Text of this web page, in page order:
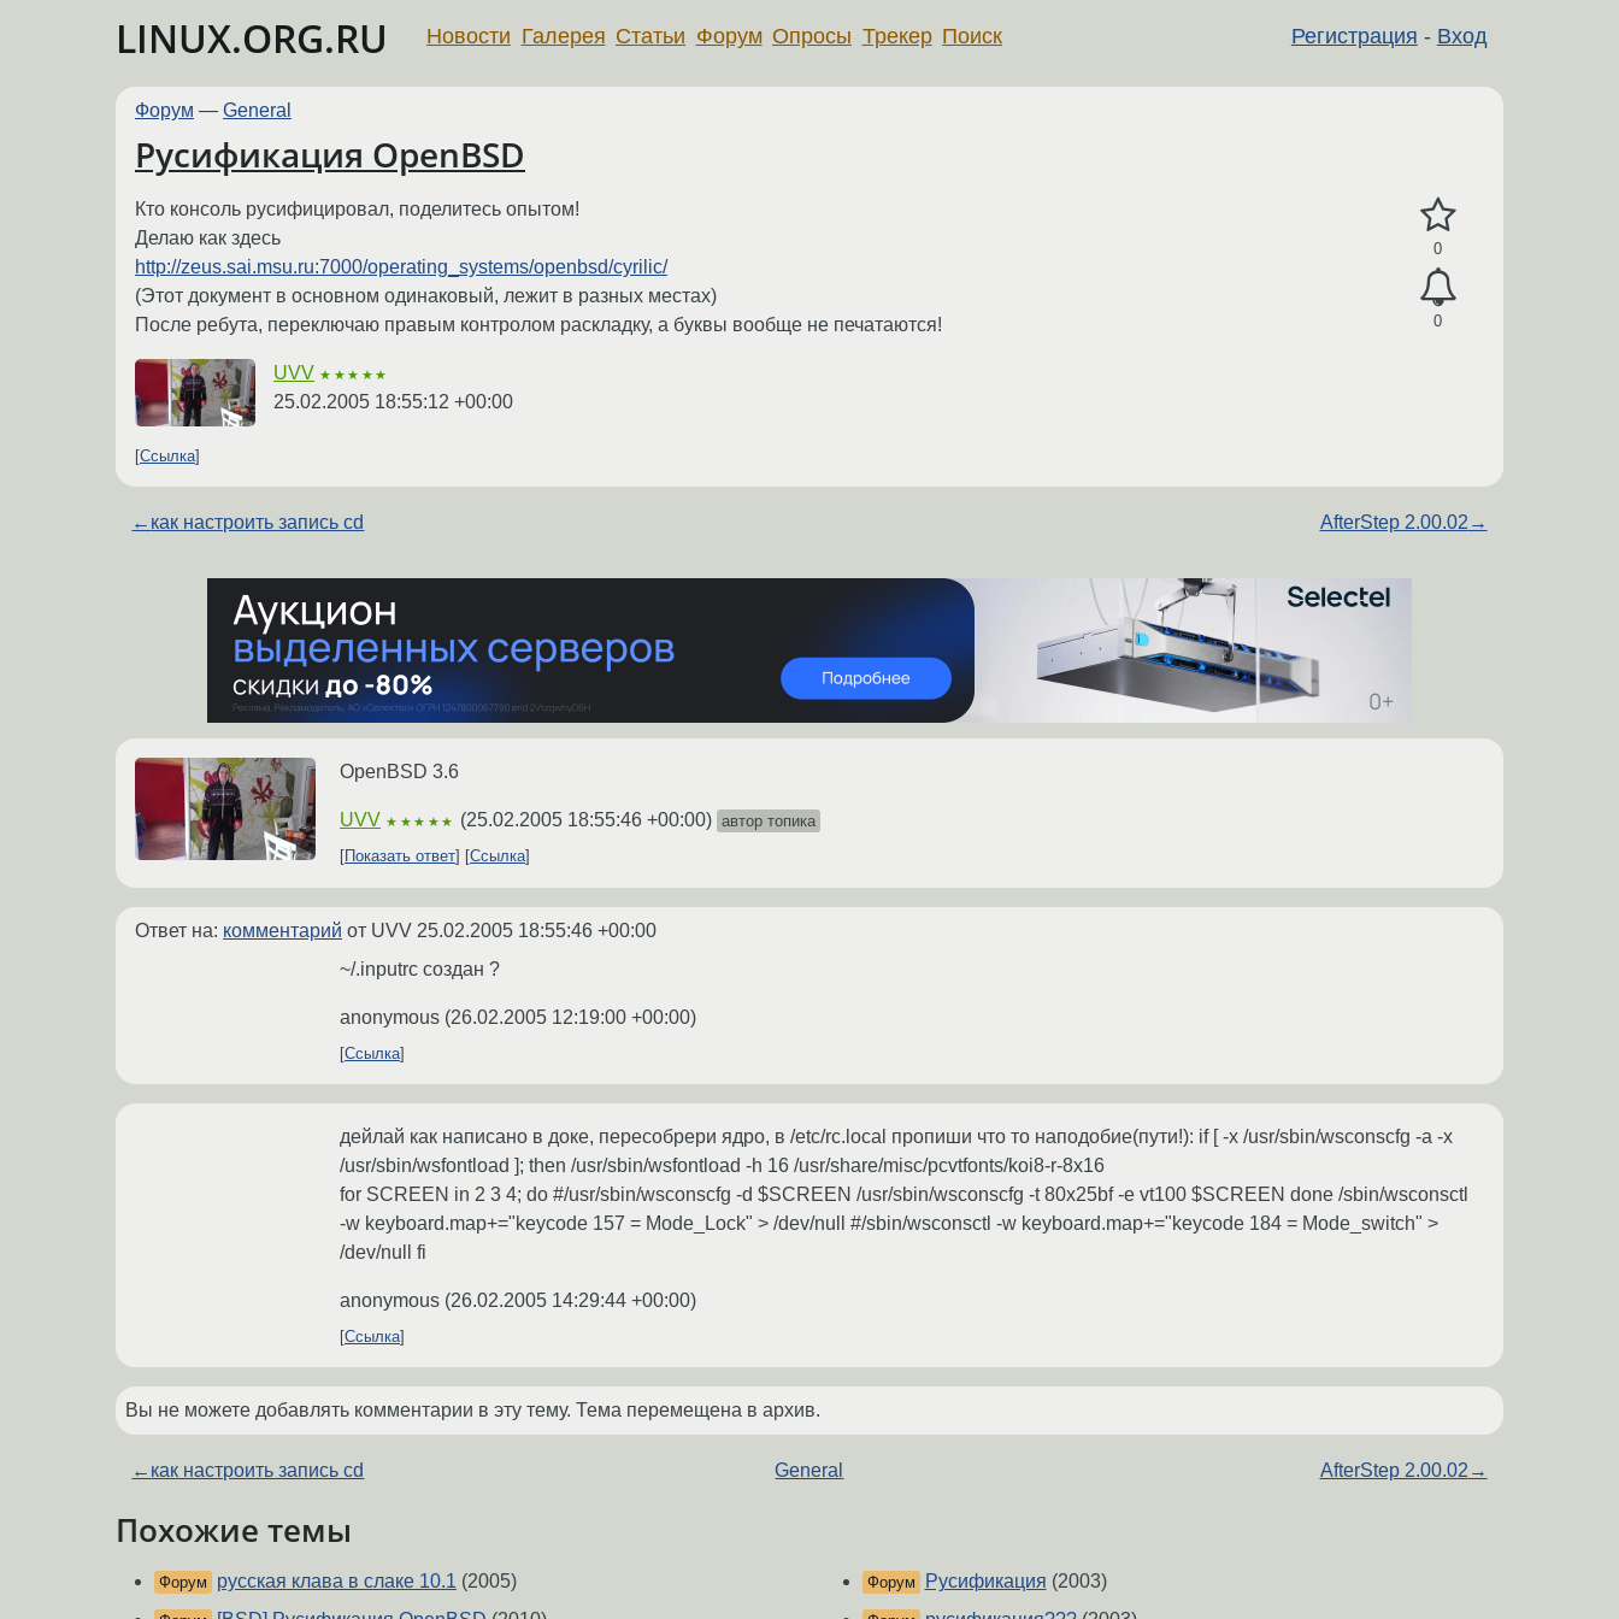
LINUX.ORG.RU Регистрация - Вход
Новости Галерея Статьи Форум Опросы Трекер Поиск
Форум — General
Русификация OpenBSD
0
0
Кто консоль русифицировал, поделитесь опытом!
Делаю как здесь
http://zeus.sai.msu.ru:7000/operating_systems/openbsd/cyrilic/
(Этот документ в основном одинаковый, лежит в разных местах)
После ребута, переключаю правым контролом раскладку, а буквы вообще не печатаются!
UVV ★★★★★
25.02.2005 18:55:12 +00:00
Ссылка
← как настроить запись cd AfterStep 2.00.02 →
OpenBSD 3.6
UVV ★★★★★ (25.02.2005 18:55:46 +00:00) автор топика
Показать ответ
Ссылка
Ответ на: комментарий от UVV 25.02.2005 18:55:46 +00:00
~/.inputrc создан ?
anonymous (26.02.2005 12:19:00 +00:00)
Ссылка
дейлай как написано в доке, пересобрери ядро, в /etc/rc.local пропиши что то наподобие(пути!): if [ -x /usr/sbin/wsconscfg -a -x
/usr/sbin/wsfontload ]; then /usr/sbin/wsfontload -h 16 /usr/share/misc/pcvtfonts/koi8-r-8x16
for SCREEN in 2 3 4; do #/usr/sbin/wsconscfg -d $SCREEN /usr/sbin/wsconscfg -t 80x25bf -e vt100 $SCREEN done /sbin/wsconsctl
-w keyboard.map+="keycode 157 = Mode_Lock" > /dev/null #/sbin/wsconsctl -w keyboard.map+="keycode 184 = Mode_switch" >
/dev/null fi
anonymous (26.02.2005 14:29:44 +00:00)
Ссылка
Вы не можете добавлять комментарии в эту тему. Тема перемещена в архив.
← как настроить запись cd General AfterStep 2.00.02 →
Похожие темы
Форум русская клава в слаке 10.1 (2005) Форум Русификация (2003)